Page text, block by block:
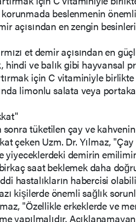
beslenmenin
açısından en zengin
et demir açısından en
hindi ve balık gibi hayvansal
için C vitaminiyle
limonlu salata veya
sonra tüketilen çay ve
çeken Uzm. Dr. Yılmaz,
demirin
saat beklemek daha
hastalıkların habercisi
kişilerde önemli sağlık
"Özellikle erkeklerde ve
yapılmalıdır.